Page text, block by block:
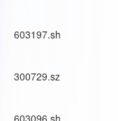
603197.sh
300729.sz
603096.sh